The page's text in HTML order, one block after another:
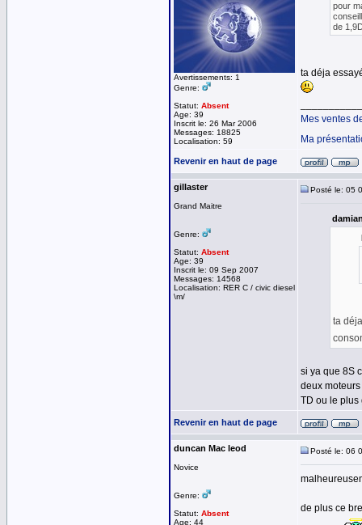
Avertissements: 1
Genre:
Statut: Absent
Age: 39
Inscrit le: 26 Mar 2006
Messages: 18825
Localisation: 59
pour
de
ta déja
Mes ventes
Ma
Revenir en haut de page
gillaster
Grand Maitre
Genre:
Statut: Absent
Age: 39
Inscrit le: 09 Sep 2007
Messages: 14568
Localisation: RER C / civic diesel
\m/
Posté le: 05
ta
si ya que 8S
deux
TD ou le plus
Revenir en haut de page
duncan Mac leod
Novice
Genre:
Statut: Absent
Age: 44
Posté le: 06
de plus ce